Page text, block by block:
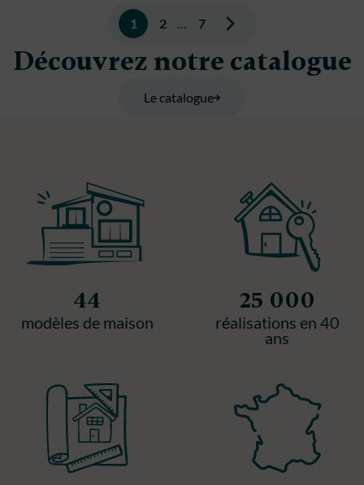
Pagination
des
publications
1 2 … 7
Découvrez notre catalogue
Le catalogue
44
modèles de maison
25 000
réalisations en 40
ans